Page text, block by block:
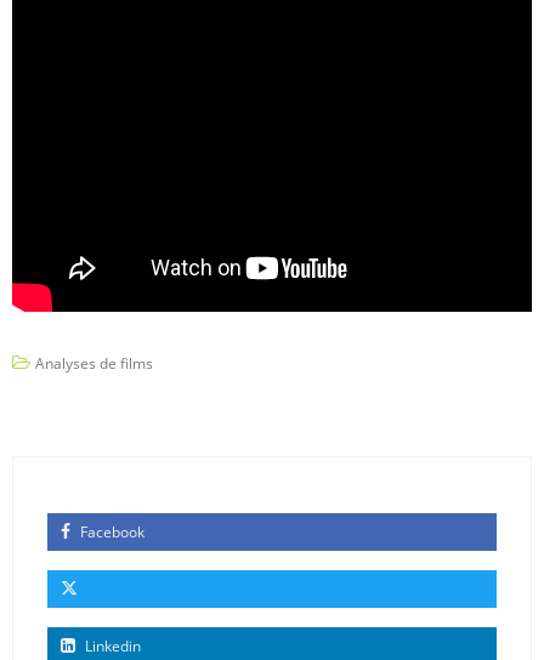
Analyses de films
Facebook
Linkedin